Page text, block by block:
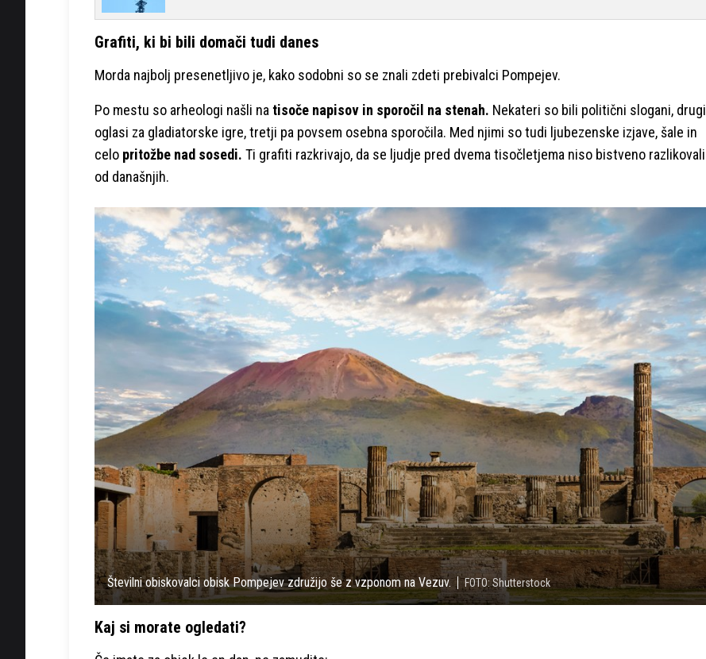
Grafiti, ki bi bili domači tudi danes
Morda najbolj presenetljivo je, kako sodobni so se znali zdeti prebivalci Pompejev.
Po mestu so arheologi našli na tisoče napisov in sporočil na stenah. Nekateri so bili politični slogani, drugi
oglasi za gladiatorske igre, tretji pa povsem osebna sporočila. Med njimi so tudi ljubezenske izjave, šale in
celo pritožbe nad sosedi. Ti grafiti razkrivajo, da se ljudje pred dvema tisočletjema niso bistveno razlikovali
od današnjih.
Številni obiskovalci obisk Pompejev združijo še z vzponom na Vezuv. FOTO: Shutterstock
Kaj si morate ogledati?